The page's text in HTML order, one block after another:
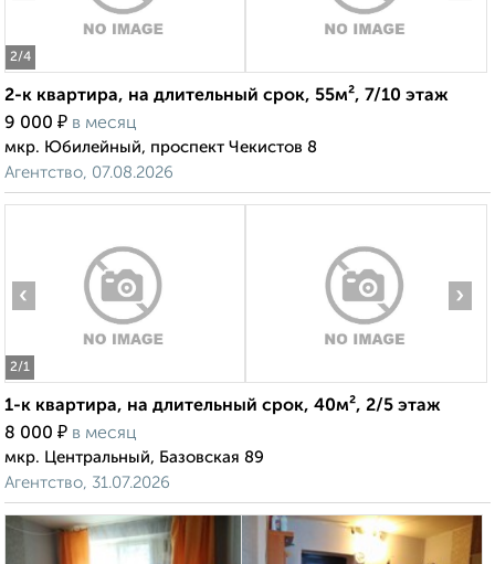
2/4
2-к квартира, на длительный срок, 55м², 7/10 этаж
9 000 ₽ в месяц
мкр. Юбилейный, проспект Чекистов 8
Агентство, 07.08.2026
2/1
‹ ›
1-к квартира, на длительный срок, 40м², 2/5 этаж
8 000 ₽ в месяц
мкр. Центральный, Базовская 89
Агентство, 31.07.2026